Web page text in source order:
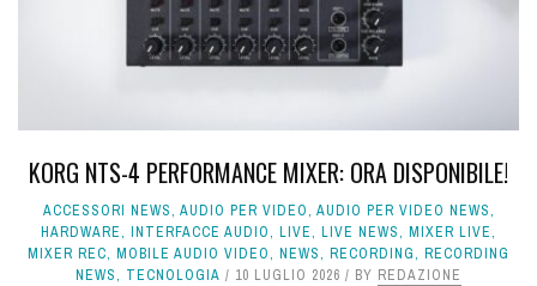
KORG NTS-4 PERFORMANCE MIXER: ORA DISPONIBILE!
ACCESSORI NEWS, AUDIO PER VIDEO, AUDIO PER VIDEO NEWS,
HARDWARE, INTERFACCE AUDIO, LIVE, LIVE NEWS, MIXER LIVE,
MIXER REC, MOBILE AUDIO VIDEO, NEWS, RECORDING, RECORDING
NEWS, TECNOLOGIA 10 LUGLIO 2026 BY REDAZIONE